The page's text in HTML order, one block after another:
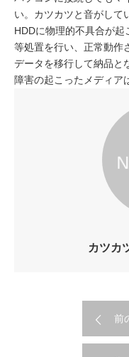
い。カツカツと音がして
HDDに物理的不具合が
等処置を行い、正常動作
データを移行して納品と
障害の起こったメディア
カツカ
前